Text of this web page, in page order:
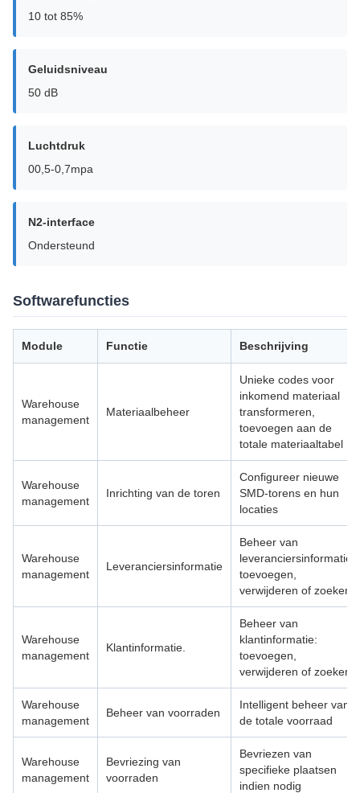
10 tot 85%
Geluidsniveau
50 dB
Luchtdruk
00,5-0,7mpa
N2-interface
Ondersteund
Softwarefuncties
Module Functie Beschrijving
Warehouse
management
Materiaalbeheer
Unieke codes voor
inkomend materiaal
transformeren,
toevoegen aan de
totale materiaaltabel
Warehouse
management
Inrichting van de toren
Configureer nieuwe
SMD-torens en hun
locaties
Warehouse
management
Leveranciersinformatie
Beheer van
leveranciersinformatie:
toevoegen,
verwijderen of zoeken
Warehouse
management
Klantinformatie.
Beheer van
klantinformatie:
toevoegen,
verwijderen of zoeken
Warehouse
management
Beheer van voorraden
Intelligent beheer van
de totale voorraad
Warehouse
management
Bevriezing van
voorraden
Bevriezen van
specifieke plaatsen
indien nodig